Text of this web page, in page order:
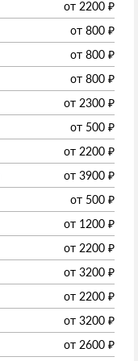
от 2200 ₽
от 800 ₽
от 800 ₽
от 800 ₽
от 2300 ₽
от 500 ₽
от 2200 ₽
от 3900 ₽
от 500 ₽
от 1200 ₽
от 2200 ₽
от 3200 ₽
от 2200 ₽
от 3200 ₽
от 2600 ₽